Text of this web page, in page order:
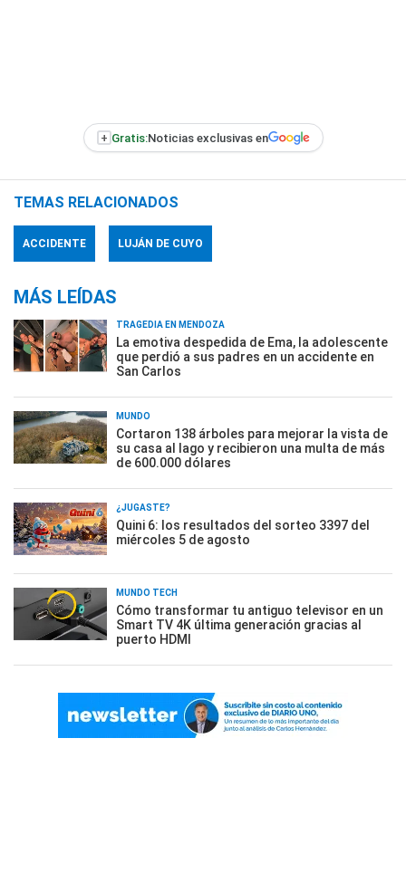
+ Gratis:Noticias exclusivas en
TEMAS RELACIONADOS
ACCIDENTE LUJÁN DE CUYO
MÁS LEÍDAS
TRAGEDIA EN MENDOZA
La emotiva despedida de Ema, la adolescente
que perdió a sus padres en un accidente en
San Carlos
MUNDO
Cortaron 138 árboles para mejorar la vista de
su casa al lago y recibieron una multa de más
de 600.000 dólares
¿JUGASTE?
Quini 6: los resultados del sorteo 3397 del
miércoles 5 de agosto
MUNDO TECH
Cómo transformar tu antiguo televisor en un
Smart TV 4K última generación gracias al
puerto HDMI